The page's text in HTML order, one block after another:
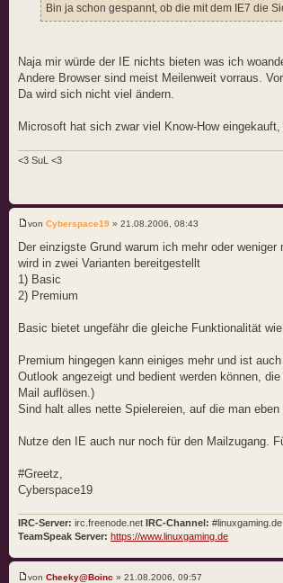
Bin ja schon gespannt, ob die mit dem IE7 die
Naja mir würde der IE nichts bieten was ich
Andere Browser sind meist Meilenweit vorraus.
Da wird sich nicht viel ändern.
Microsoft hat sich zwar viel Know-How
<3 SuL <3
von Cyberspace19 » 21.08.2006, 08:43
Der einzigste Grund warum ich mehr oder
wird in zwei Varianten bereitgestellt
1) Basic
2) Premium
Basic bietet ungefähr die gleiche Funktionalität
Premium hingegen kann einiges mehr und ist
Outlook angezeigt und bedient werden können,
Mail auflösen.)
Sind halt alles nette Spielereien, auf die man
Nutze den IE auch nur noch für den Mailzugang.
#Greetz,
Cyberspace19
IRC-Server: irc.freenode.net IRC-Channel: #linuxgaming.de
TeamSpeak Server: https://www.linuxgaming.de
von Cheeky@Boinc » 21.08.2006, 09:57